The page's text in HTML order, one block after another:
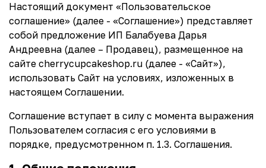
Настоящий документ «Пользовательское
соглашение» (далее - «Соглашение») представляет
собой предложение ИП Балабуева Дарья
Андреевна (далее – Продавец), размещенное на
сайте cherrycupcakeshop.ru (далее - «Сайт»),
использовать Сайт на условиях, изложенных в
настоящем Соглашении.
Соглашение вступает в силу с момента выражения
Пользователем согласия с его условиями в
порядке, предусмотренном п. 1.3. Соглашения.